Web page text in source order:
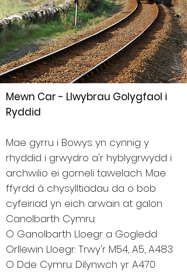
Mewn Car - Llwybrau Golygfaol i
Ryddid
Mae gyrru i Bowys yn cynnig y
rhyddid i grwydro a'r hyblygrwydd i
archwilio ei gorneli tawelach. Mae
ffyrdd â chysylltiadau da o bob
cyfeiriad yn eich arwain at galon
Canolbarth Cymru:
O Ganolbarth Lloegr a Gogledd
Orllewin Lloegr: Trwy'r M54, A5, A483
O Dde Cymru: Dilynwch yr A470